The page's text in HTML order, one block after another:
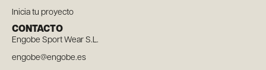
Inicia tu proyecto
CONTACTO
Engobe Sport Wear S.L.
engobe@engobe.es